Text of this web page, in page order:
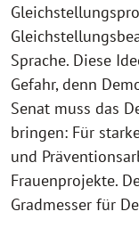
Sprache. Diese
Gefahr, denn
Senat muss das
bringen: Für
und
Frauenprojekte.
Gradmesser für